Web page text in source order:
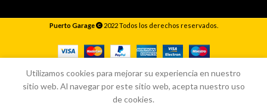
Puerto Garage 2022 Todos los derechos reservados.
Utilizamos cookies para mejorar su experiencia en nuestro
sitio web. Al navegar por este sitio web, acepta nuestro uso
de cookies.